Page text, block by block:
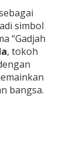
simbol
“Gadjah
, tokoh
bangsa.